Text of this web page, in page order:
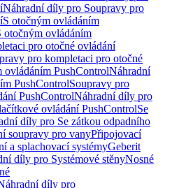
Náhradní díly pro Soupravy pro
S otočným ovládáním
ovládáním
pro otočné ovládání
pro kompletaci pro otočné
ovládáním PushControlNáhradní
PushControlSoupravy pro
PushControlNáhradní díly pro
ovládání PushControlSe
díly pro Se zátkou odpadního
soupravy pro vanyPřipojovací
a splachovací systémyGeberit
díly pro Systémové stěnyNosné
díly pro